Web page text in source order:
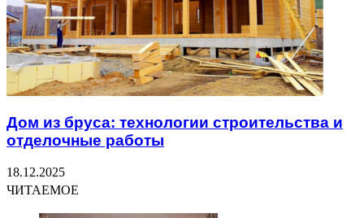
Дом из бруса: технологии строительства и
отделочные работы
18.12.2025
ЧИТАЕМОЕ